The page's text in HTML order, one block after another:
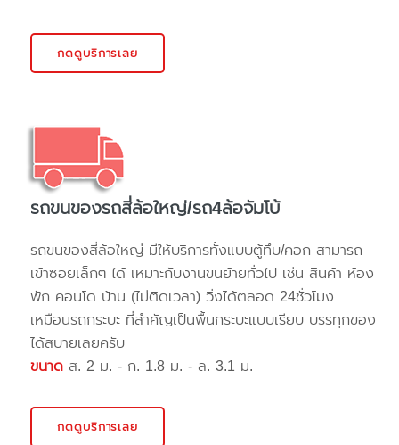
กดดูบริการเลย
รถขนของรถสี่ล้อใหญ่/รถ4ล้อจัมโบ้
รถขนของสี่ล้อใหญ่ มีให้บริการทั้งแบบตู้ทึบ/คอก สามารถ
เข้าซอยเล็กๆ ได้ เหมาะกับงานขนย้ายทั่วไป เช่น สินค้า ห้อง
พัก คอนโด บ้าน (ไม่ติดเวลา) วิ่งได้ตลอด 24ชั่วโมง
เหมือนรถกระบะ ที่สำคัญเป็นพื้นกระบะแบบเรียบ บรรทุกของ
ได้สบายเลยครับ
ขนาด ส. 2 ม. - ก. 1.8 ม. - ล. 3.1 ม.
กดดูบริการเลย